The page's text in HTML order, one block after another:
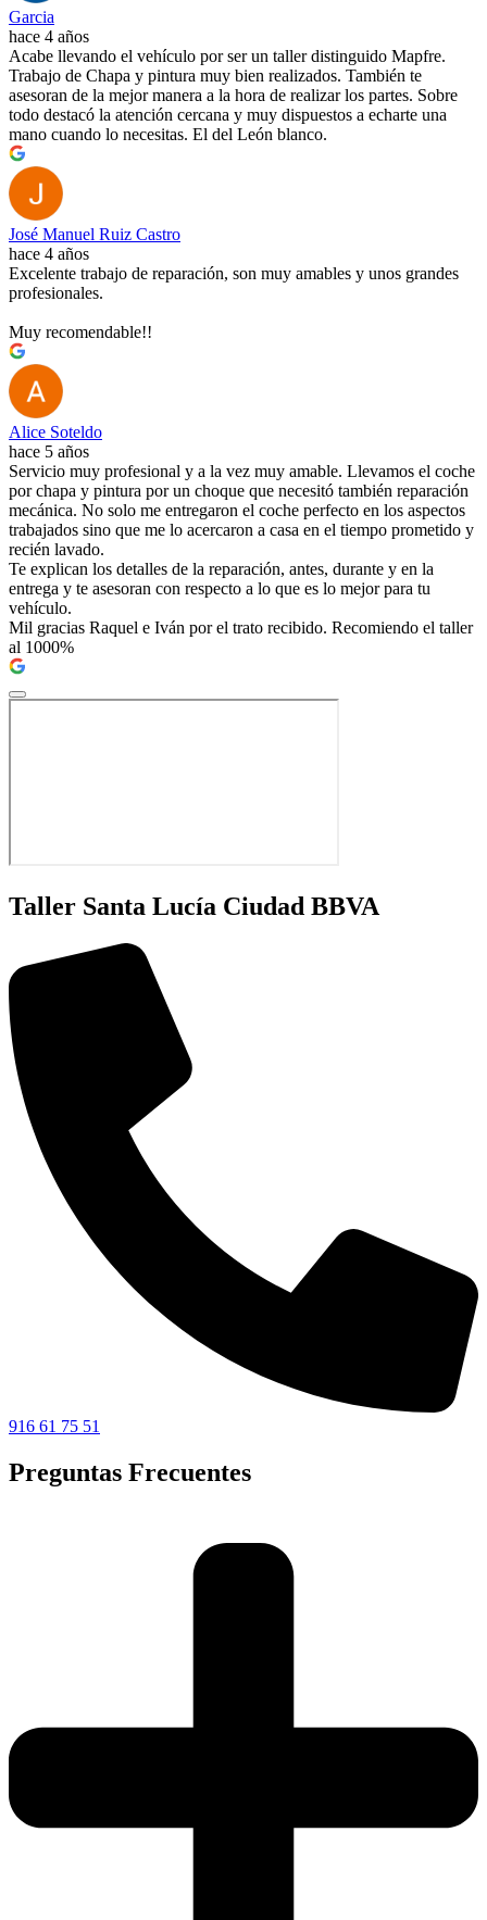
Garcia
hace 4 años
Acabe llevando el vehículo por ser un taller distinguido Mapfre.
Trabajo de Chapa y pintura muy bien realizados. También te
asesoran de la mejor manera a la hora de realizar los partes. Sobre
todo destacó la atención cercana y muy dispuestos a echarte una
mano cuando lo necesitas. El del León blanco.
José Manuel Ruiz Castro
hace 4 años
Excelente trabajo de reparación, son muy amables y unos grandes
profesionales.
Muy recomendable!!
Alice Soteldo
hace 5 años
Servicio muy profesional y a la vez muy amable. Llevamos el coche
por chapa y pintura por un choque que necesitó también reparación
mecánica. No solo me entregaron el coche perfecto en los aspectos
trabajados sino que me lo acercaron a casa en el tiempo prometido y
recién lavado.
Te explican los detalles de la reparación, antes, durante y en la
entrega y te asesoran con respecto a lo que es lo mejor para tu
vehículo.
Mil gracias Raquel e Iván por el trato recibido. Recomiendo el taller
al 1000%
Taller Santa Lucía Ciudad BBVA
916 61 75 51
Preguntas Frecuentes